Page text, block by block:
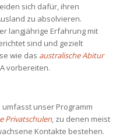
sich dafür, ihren
zu absolvieren.
langjährige Erfahrung mit
sind und gezielt
wie das australische Abitur
vorbereiten.
unser Programm
Privatschulen, zu denen meist
Kontakte bestehen.